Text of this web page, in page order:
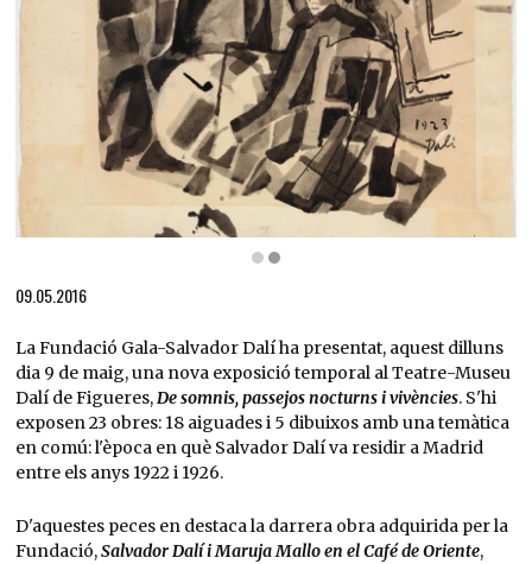
09.05.2016
La Fundació Gala-Salvador Dalí ha presentat, aquest dilluns
dia 9 de maig, una nova exposició temporal al Teatre-Museu
Dalí de Figueres,De somnis, passejos nocturns i vivències. S'hi
exposen 23 obres: 18 aiguades i 5 dibuixos amb una temàtica
en comú: l'època en què Salvador Dalí va residir a Madrid
entre els anys 1922 i 1926.
D'aquestes peces en destaca la darrera obra adquirida per la
Fundació,Salvador Dalí i Maruja Mallo en el Café de Oriente,